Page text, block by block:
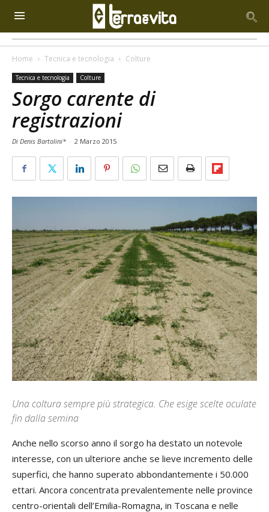
Home Tecnica e tecnologia Colture
Tecnica e tecnologia Colture
Sorgo carente di
registrazioni
Di Denis Bartolini* - 2 Marzo 2015
Una coltura sempre più strategica. Che esige scelte oculate
fin dalla semina
Anche nello scorso anno il sorgo ha destato un notevole
interesse, con un ulteriore anche se lieve incremento delle
superfici, che hanno superato abbondantemente i 50.000
ettari. Ancora concentrata prevalentemente nelle province
centro-orientali dell’Emilia-Romagna, in Toscana e nelle